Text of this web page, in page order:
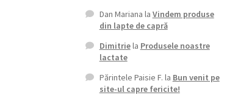
Dan Mariana la Vindem produse
din lapte de capră
Dimitriela Produsele noastre
lactate
Părintele Paisie F. la Bun venit pe
site-ul capre fericite!